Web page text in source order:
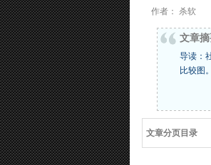
作者： 杀软
文章
导读：
比较图
文章分页目录